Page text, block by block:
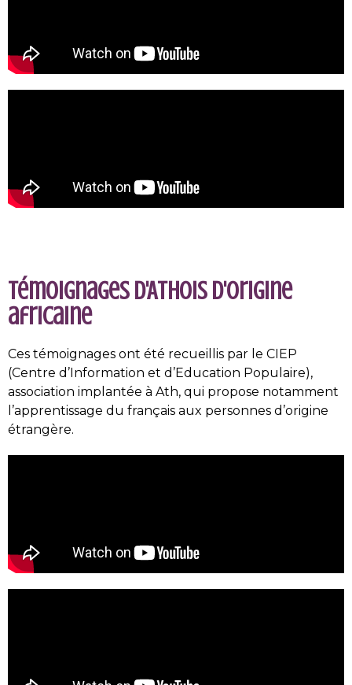
Témoignages d'Athois d'origine
africaine
Ces témoignages ont été recueillis par le CIEP
(Centre d’Information et d’Education Populaire),
association implantée à Ath, qui propose notamment
l’apprentissage du français aux personnes d’origine
étrangère.